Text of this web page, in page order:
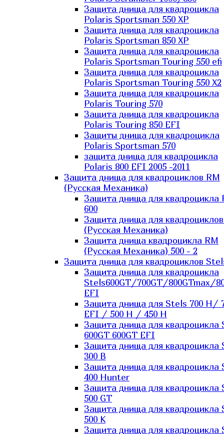
Защита днища для квадроцикла
Polaris Sportsman 550 XP
Защита днища для квадроцикла
Polaris Sportsman 850 XP
Защита днища для квадроцикла
Polaris Sportsman Touring 550 efi
Защита днища для квадроцикла
Polaris Sportsman Touring 550 X2
Защита днища для квадроцикла
Polaris Touring 570
Защита днища для квадроцикла
Polaris Touring 850 EFI
Защиты днища для квадроцикла
Polaris Sportsman 570
защита днища для квадроцикла
Polaris 800 EFI 2005 -2011
Защита днища для квадроциклов RM
(Русская Механика)
Защита днища для квадроцикла
600
Защита днища для
(Русская Механика)
Защита днища квадроцикла RM
(Русская Механика) 500 - 2
Защита днища для квадроциклов
Защита днища для квадроцикла
Stels600GT/700GT/800GTmax/
EFI
Защита днища для Stels 700 H/
EFI / 500 H / 450 H
Защита днища для квадроцикла
600GT 600GT EFI
Защита днища для квадроцикла
300 B
Защита днища для квадроцикла
400 Hunter
Защита днища для квадроцикла
500 GT
Защита днища для квадроцикла
500 K
Защита днища для квадроцикла